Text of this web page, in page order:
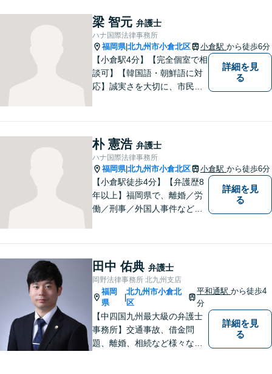
皆様が気軽に相談できるよう
な環境を整えております。お
気軽にご相談ください。
梁 智元 弁護士
ハナ国際法律事務所
福岡県|北九州市小倉北区 小倉駅 から徒歩6分
【小倉駅4分】【完全個室で相
談可】【韓国語・朝鮮語に対
応】誠実さを大切に、市民に
いたします。お困りの方は、
ご相談ください。
詳細を見
る
朴 憲浩 弁護士
ハナ国際法律事務所
福岡県|北九州市小倉北区 小倉駅 から徒歩6分
【小倉駅徒歩4分】【弁護歴8
年以上】福岡県で、離婚／労
働／刑事／外国人事件などに
会話のキャッチボールを積み
重ねながら解決へと動いてま
いります。【韓国語対応可】
詳細を見
る
田中 佑典 弁護士
岡野法律事務所 北九州支店
福岡
県
|
北九州市小倉北
区
平和通駅から徒歩4
分
【中四国九州最大級の弁護士
事務所】交通事故、借金問
題、離婚、相続など様々な問
詳細を見
る